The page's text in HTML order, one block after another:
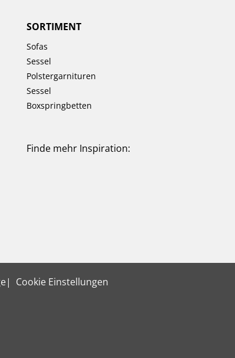
SORTIMENT
Sofas
Sessel
Polstergarnituren
Sessel
Boxspringbetten
Finde mehr Inspiration:
Cookie Einstellungen